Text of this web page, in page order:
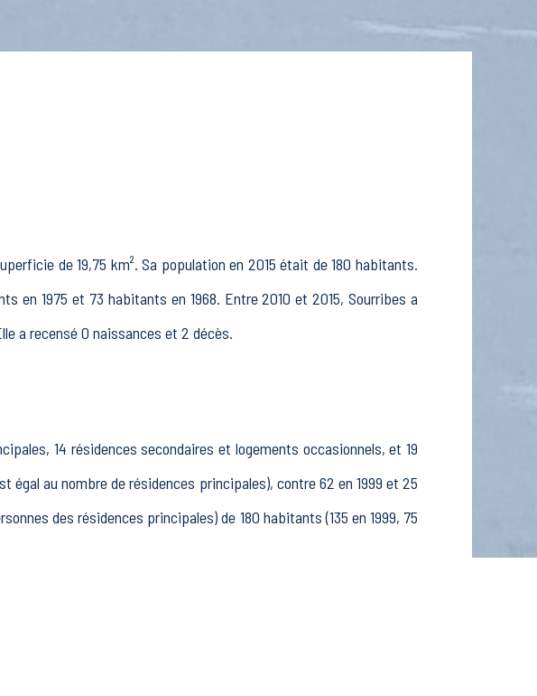
de 19,75 km². Sa population en 2015 était de 180 habitants.
en 1975 et 73 habitants en 1968. Entre 2010 et 2015, Sourribes a
a recensé 0 naissances et 2 décès.
14 résidences secondaires et logements occasionnels, et 19
égal au nombre de résidences principales), contre 62 en 1999 et 25
des résidences principales) de 180 habitants (135 en 1999, 75